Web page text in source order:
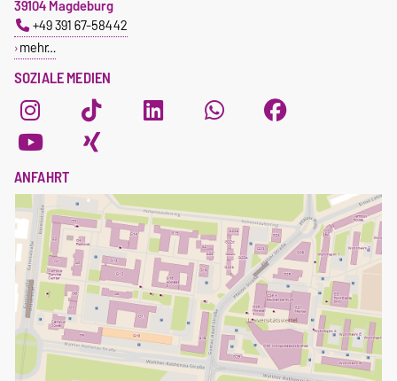
SOZIALE MEDIEN
39104 Magdeburg
+49 391 67-58442
mehr…
ANFAHRT